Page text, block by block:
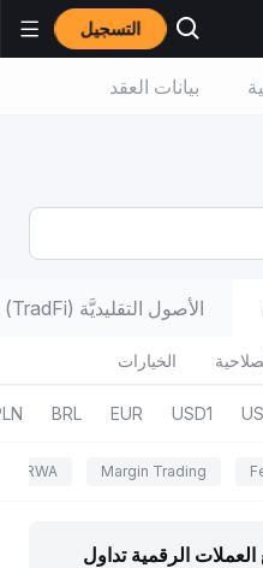
التسجيل
بيانات العقد
الأصول التقليديَّة (TradFi)
الخيارات
USD1
EUR
BRL
Margin Trading
RWA
الرقمية تداول